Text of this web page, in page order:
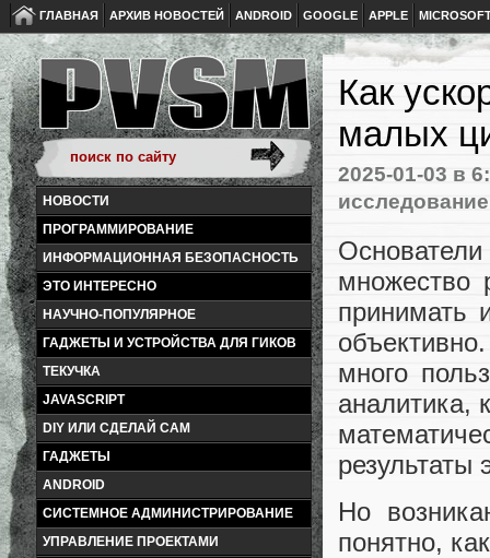
ГЛАВНАЯ АРХИВ НОВОСТЕЙ ANDROID GOOGLE APPLE
НОВОСТИ
ПРОГРАММИРОВАНИЕ
ИНФОРМАЦИОННАЯ БЕЗОПАСНОСТЬ
ЭТО ИНТЕРЕСНО
НАУЧНО-ПОПУЛЯРНОЕ
ГАДЖЕТЫ И УСТРОЙСТВА ДЛЯ ГИКОВ
ТЕКУЧКА
JAVASCRIPT
DIY ИЛИ СДЕЛАЙ САМ
ГАДЖЕТЫ
ANDROID
СИСТЕМНОЕ АДМИНИСТРИРОВАНИЕ
УПРАВЛЕНИЕ ПРОЕКТАМИ
Как
малых
2025-01-03 в
множество
принимать
много
аналитика,
результаты
Но
понятно,